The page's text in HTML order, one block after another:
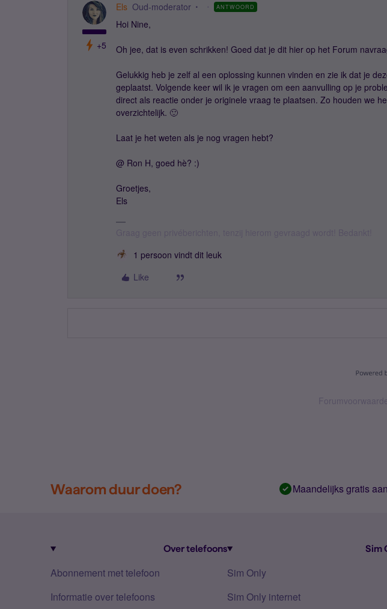
+5
Els Oud-moderator ANTWOORD
Hoi Nine,
Oh jee, dat is even schrikken! Goed dat je dit hier op het Forum
Gelukkig heb je zelf al een oplossing kunnen vinden en zie ik dat je
geplaatst. Volgende keer wil ik je vragen om een aanvulling op je
direct als reactie onder je originele vraag te plaatsen. Zo houden we
overzichtelijk. 🙂
Laat je het weten als je nog vragen hebt?
@ Ron H, goed hè? :)
Groetjes,
Els
1 persoon vindt dit leuk
Like
Waarom duur doen? Maandelijks gratis
Over telefoons
Abonnement met telefoon
Informatie over telefoons
Sim
Sim Only
Sim Only internet